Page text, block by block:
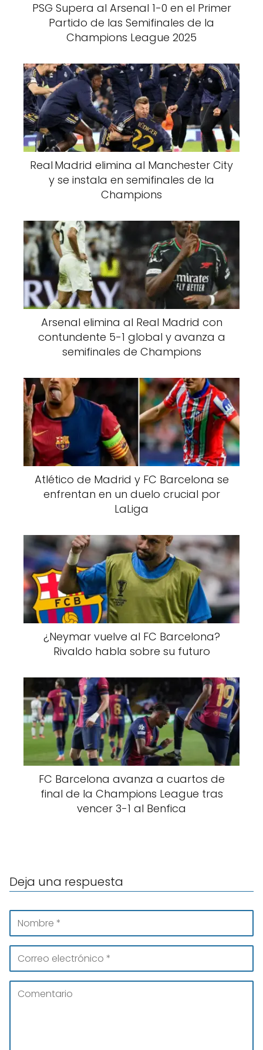
PSG Supera al Arsenal 1-0 en el Primer
Partido de las Semifinales de la
Champions League 2025
Real Madrid elimina al Manchester City
y se instala en semifinales de la
Champions
Arsenal elimina al Real Madrid con
contundente 5-1 global y avanza a
semifinales de Champions
Atlético de Madrid y FC Barcelona se
enfrentan en un duelo crucial por
LaLiga
¿Neymar vuelve al FC Barcelona?
Rivaldo habla sobre su futuro
FC Barcelona avanza a cuartos de
final de la Champions League tras
vencer 3-1 al Benfica
Deja una respuesta